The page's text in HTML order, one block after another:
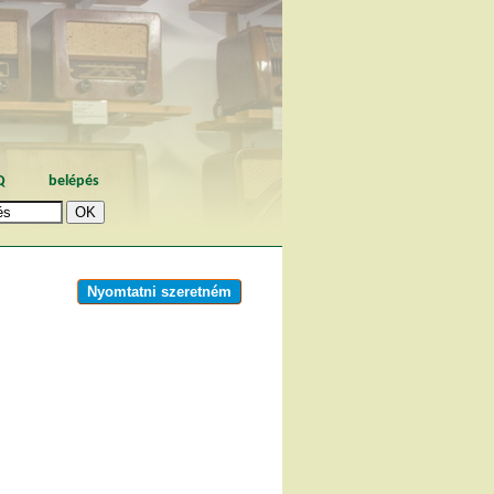
belépés
Nyomtatni szeretném